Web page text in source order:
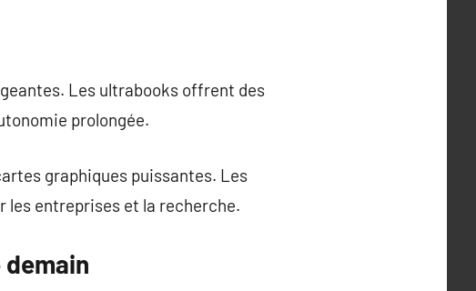
Les ultrabooks offrent des
prolongée.
graphiques puissantes. Les
les entreprises et la recherche.